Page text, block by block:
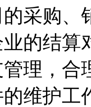
采购
的结算
理，合
维护工